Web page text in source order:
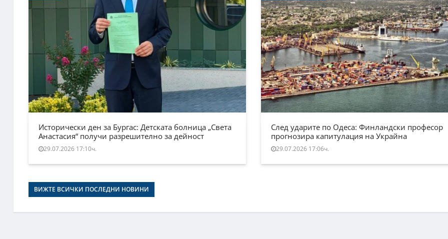
Исторически ден за Бургас: Детската болница „Света
Анастасия“ получи разрешително за дейност
29.07.2026 17:10ч.
След ударите по Одеса: Финландски професор
прогнозира капитулация на Украйна
29.07.2026 17:06ч.
ВИЖТЕ ВСИЧКИ ПОСЛЕДНИ НОВИНИ